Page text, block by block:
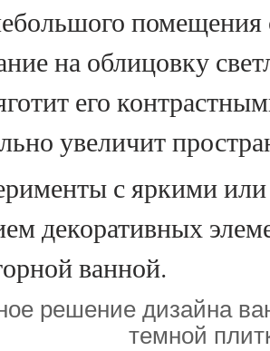
помещения
на облицовку
его
увеличит
с яркими
декоративных
ванной.
решение дизайна
темной